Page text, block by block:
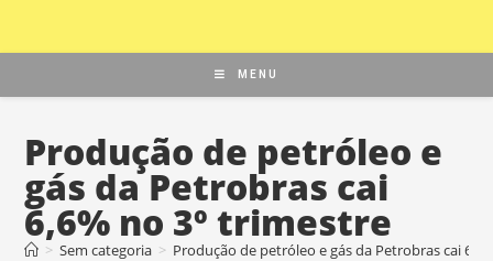
MENU
Produção de petróleo e
gás da Petrobras cai
6,6% no 3º trimestre
> Sem categoria > Produção de petróleo e gás da Petrobras cai